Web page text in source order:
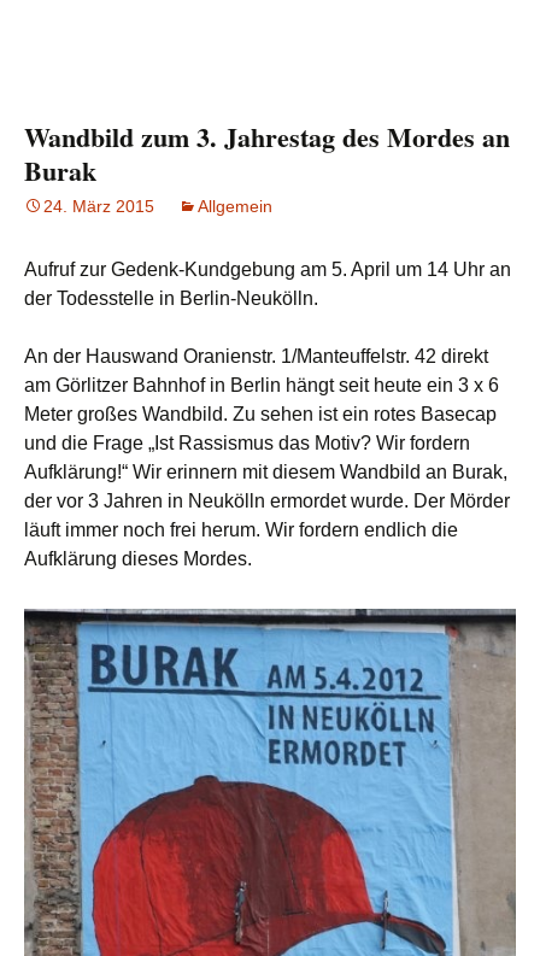
Wandbild zum 3. Jahrestag des Mordes an
Burak
24. März 2015 Allgemein
Aufruf zur Gedenk-Kundgebung am 5. April um 14 Uhr an
der Todesstelle in Berlin-Neukölln.
An der Hauswand Oranienstr. 1/Manteuffelstr. 42 direkt
am Görlitzer Bahnhof in Berlin hängt seit heute ein 3 x 6
Meter großes Wandbild. Zu sehen ist ein rotes Basecap
und die Frage „Ist Rassismus das Motiv? Wir fordern
Aufklärung!“ Wir erinnern mit diesem Wandbild an Burak,
der vor 3 Jahren in Neukölln ermordet wurde. Der Mörder
läuft immer noch frei herum. Wir fordern endlich die
Aufklärung dieses Mordes.